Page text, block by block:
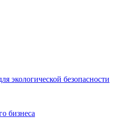
экологической безопасности
бизнеса